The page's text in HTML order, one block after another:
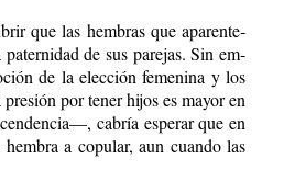
que las hem­bras que apa­ren­te­
de sus pa­re­jas. Sin em­
de la elec­ción fe­me­ni­na y los
por te­ner hi­jos es ma­yor en
ca­bría es­pe­rar que en
a co­pu­lar, aun cuan­do las